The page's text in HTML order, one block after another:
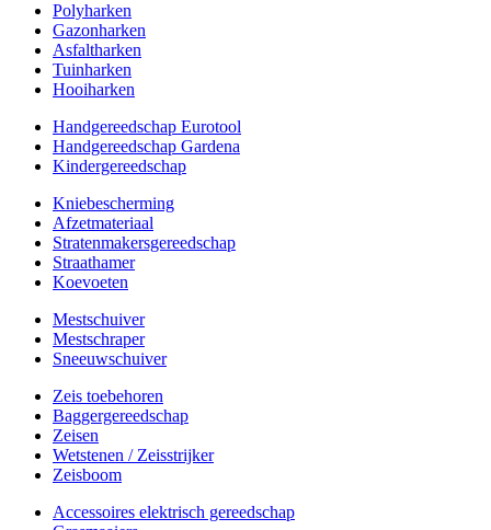
Polyharken
Gazonharken
Asfaltharken
Tuinharken
Hooiharken
Handgereedschap Eurotool
Handgereedschap Gardena
Kindergereedschap
Kniebescherming
Afzetmateriaal
Stratenmakersgereedschap
Straathamer
Koevoeten
Mestschuiver
Mestschraper
Sneeuwschuiver
Zeis toebehoren
Baggergereedschap
Zeisen
Wetstenen / Zeisstrijker
Zeisboom
Accessoires elektrisch gereedschap